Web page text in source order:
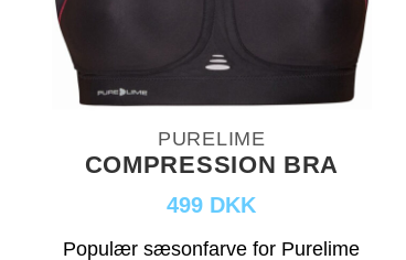
PURELIME
COMPRESSION BRA
499 DKK
Populær sæsonfarve for Purelime